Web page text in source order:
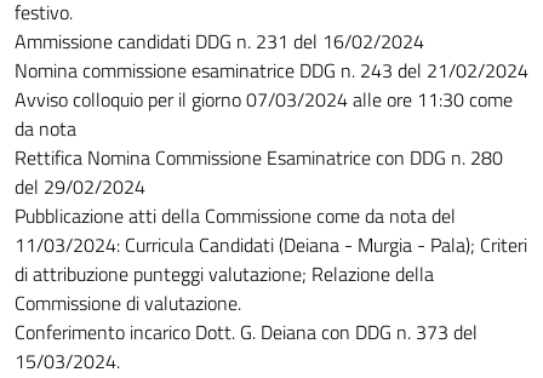
festivo.
Ammissione candidati DDG n. 231 del 16/02/2024
Nomina commissione esaminatrice DDG n. 243 del 21/02/2024
Avviso colloquio per il giorno 07/03/2024 alle ore 11:30 come
da nota
Rettifica Nomina Commissione Esaminatrice con DDG n. 280
del 29/02/2024
Pubblicazione atti della Commissione come da nota del
11/03/2024: Curricula Candidati (Deiana - Murgia - Pala); Criteri
di attribuzione punteggi valutazione; Relazione della
Commissione di valutazione.
Conferimento incarico Dott. G. Deiana con DDG n. 373 del
15/03/2024.